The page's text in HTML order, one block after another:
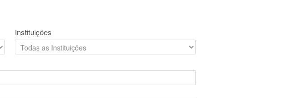
Instituições